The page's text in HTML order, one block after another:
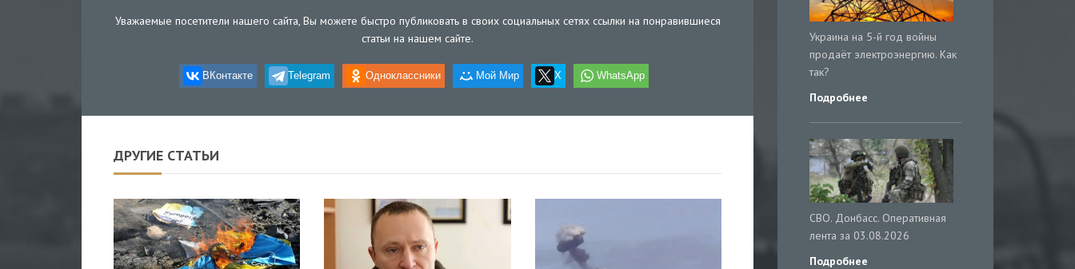
Уважаемые посетители нашего сайта, Вы можете быстро публиковать в своих социальных сетях ссылки на понравившиеся
статьи на нашем сайте.
ВКонтакте Telegram Одноклассники Мой Мир X WhatsApp
ДРУГИЕ СТАТЬИ
Украина на 5-й год войны
продаёт электроэнергию. Как
так?
Подробнее
СВО. Донбасс. Оперативная
лента за 03.08.2026
Подробнее